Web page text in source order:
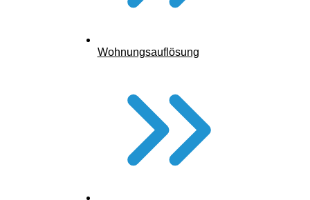
Wohnungsauflösung